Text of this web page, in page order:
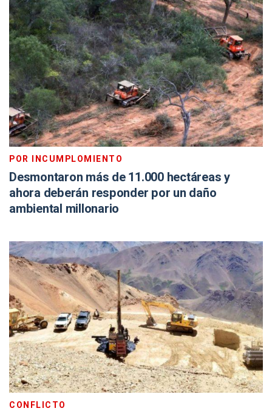
POR INCUMPLOMIENTO
Desmontaron más de 11.000 hectáreas y
ahora deberán responder por un daño
ambiental millonario
CONFLICTO